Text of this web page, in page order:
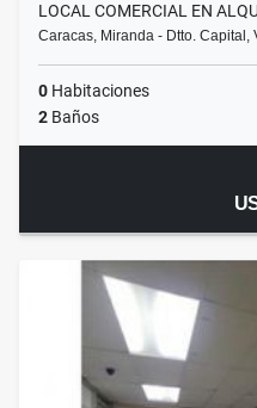
LOCAL COMERCIAL EN
Caracas, Miranda - Dtto. Capital,
0 Habitaciones
2 Baños